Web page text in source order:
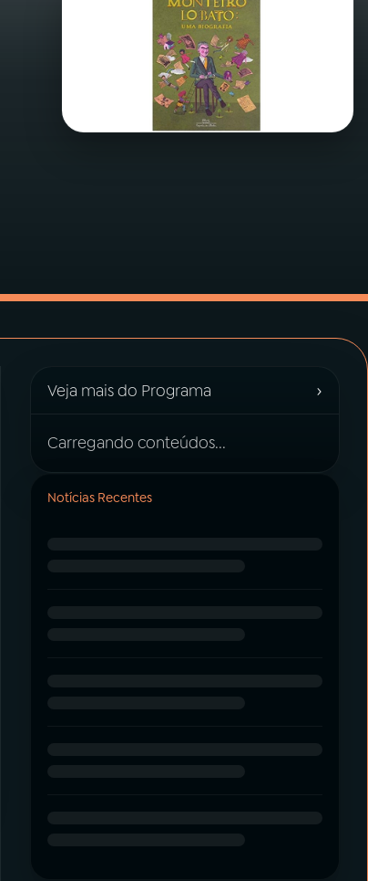
Veja mais do Programa ›
Carregando conteúdos...
Notícias Recentes